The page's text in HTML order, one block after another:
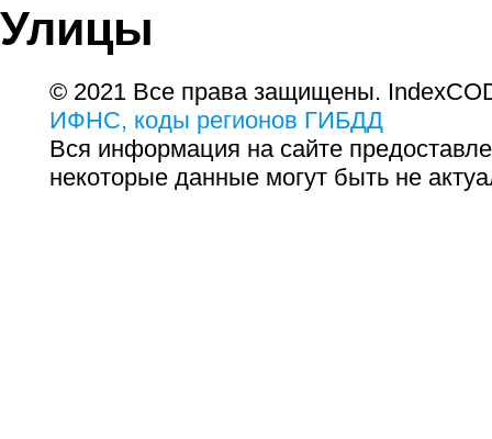
Улицы
© 2021 Все права защищены.
ИФНС, коды регионов ГИБДД
Вся информация на сайте
некоторые данные могут быть не